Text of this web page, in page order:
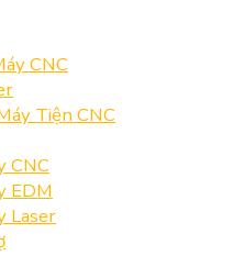
CNC
Tiện CNC
CNC
EDM
Laser